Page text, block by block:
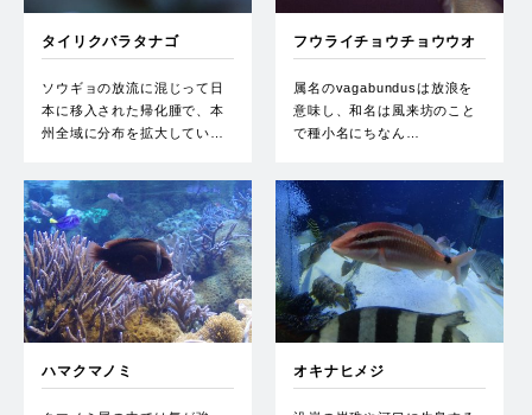
タイリクバラタナゴ
ソウギョの放流に混じって日
本に移入された帰化腫で、本
州全域に分布を拡大してい…
フウライチョウチョウウオ
属名のvagabundusは放浪を
意味し、和名は風来坊のこと
で種小名にちなん…
ハマクマノミ オキナヒメジ